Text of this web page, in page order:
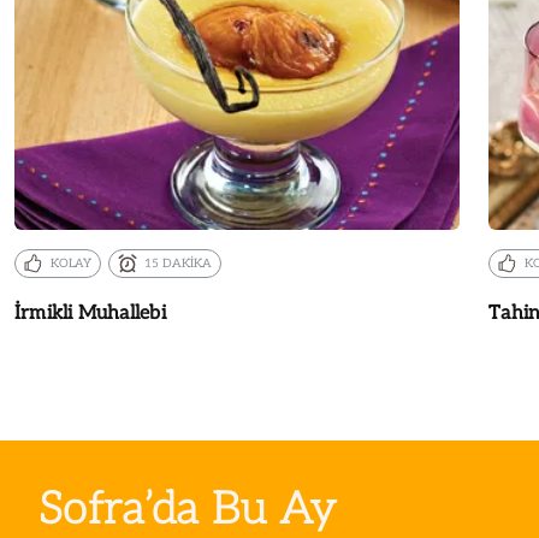
KOLAY 15 DAKİKA
İrmikli Muhallebi
Sofra’da Bu Ay